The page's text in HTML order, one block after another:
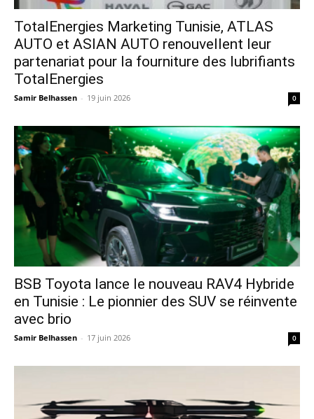
TotalEnergies Marketing Tunisie, ATLAS
AUTO et ASIAN AUTO renouvellent leur
partenariat pour la fourniture des lubrifiants
TotalEnergies
Samir Belhassen - 19 juin 2026 0
​BSB Toyota lance le nouveau RAV4 Hybride
en Tunisie : Le pionnier des SUV se réinvente
avec brio
Samir Belhassen - 17 juin 2026 0